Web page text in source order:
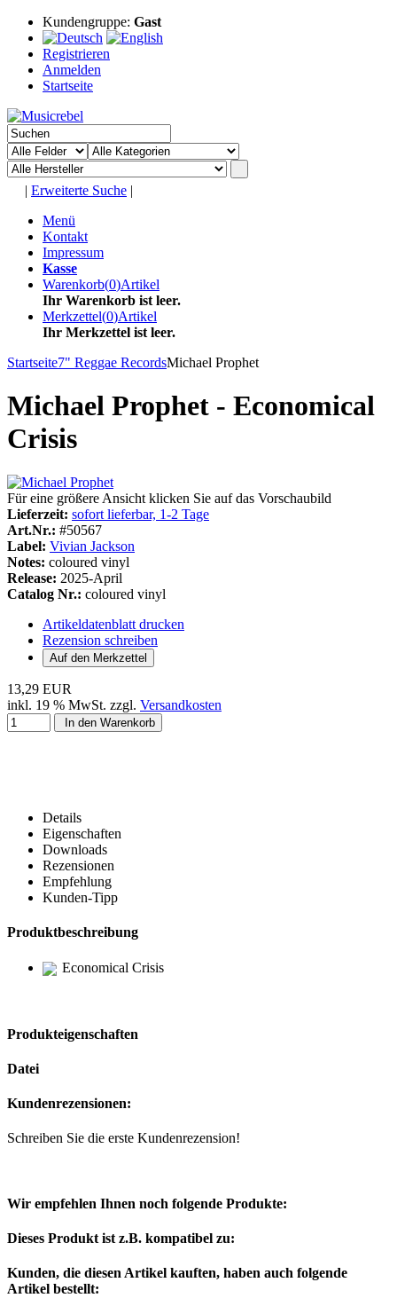
Kundengruppe: Gast
Registrieren
Anmelden
Startseite
| Erweiterte Suche |
Menü
Kontakt
Impressum
Kasse
Warenkorb(0)Artikel
Ihr Warenkorb ist leer.
Merkzettel(0)Artikel
Ihr Merkzettel ist leer.
Startseite7" Reggae RecordsMichael Prophet
Michael Prophet - Economical
Crisis
Für eine größere Ansicht klicken Sie auf das Vorschaubild
Lieferzeit: sofort lieferbar, 1-2 Tage
Art.Nr.: #50567
Label: Vivian Jackson
Notes: coloured vinyl
Release: 2025-April
Catalog Nr.: coloured vinyl
Artikeldatenblatt drucken
Rezension schreiben
13,29 EUR
inkl. 19 % MwSt. zzgl. Versandkosten
In den Warenkorb
Details
Eigenschaften
Downloads
Rezensionen
Empfehlung
Kunden-Tipp
Produktbeschreibung
Economical Crisis
Produkteigenschaften
Datei
Kundenrezensionen:
Schreiben Sie die erste Kundenrezension!
Wir empfehlen Ihnen noch folgende Produkte:
Dieses Produkt ist z.B. kompatibel zu:
Kunden, die diesen Artikel kauften, haben auch folgende
Artikel bestellt: